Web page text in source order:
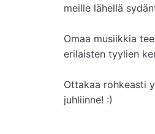
meille lähellä
Omaa musiikkia
erilaisten tyylien
Ottakaa rohkeasti
juhliinne! :)